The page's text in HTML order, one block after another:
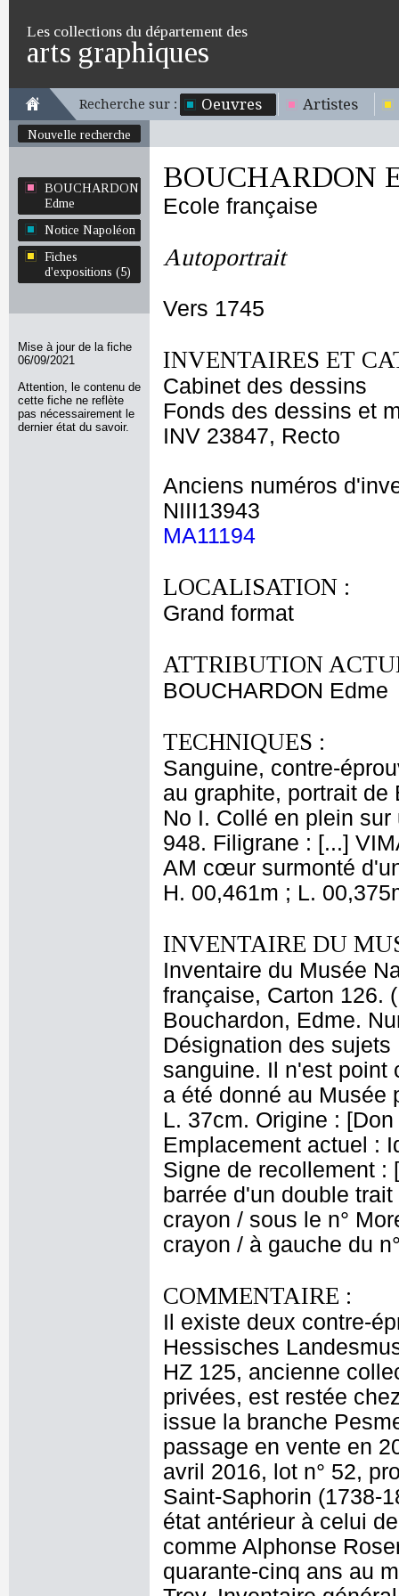
Les collections du département des
arts graphiques
Recherche sur : Oeuvres Artistes
Nouvelle recherche
BOUCHARDON
Edme
Notice Napoléon
Fiches
d'expositions (5)
Mise à jour de la fiche
06/09/2021
Attention, le contenu de
cette fiche ne reflète
pas nécessairement le
dernier état du savoir.
BOUCHARDON
Ecole française
Autoportrait
Vers 1745
INVENTAIRES ET
Cabinet des dessins
Fonds des dessins et
INV 23847, Recto
Anciens numéros
NIII13943
MA11194
LOCALISATION :
Grand format
ATTRIBUTION
BOUCHARDON Edme
TECHNIQUES :
Sanguine, contre-
au graphite, portrait
No I. Collé en plein
948. Filigrane : [...]
AM cœur surmonté
H. 00,461m ; L.
INVENTAIRE DU
Inventaire du Musée
française, Carton 126.
Bouchardon, Edme.
Désignation des
sanguine. Il n'est point
a été donné au Musée
L. 37cm. Origine :
Emplacement actuel :
Signe de recollement :
barrée d'un double
crayon / sous le n°
crayon / à gauche du
COMMENTAIRE :
Il existe deux contre-
Hessisches
HZ 125, ancienne
privées, est restée
issue la branche
passage en vente en
avril 2016, lot n° 52,
Saint-Saphorin (1738-
état antérieur à celui
comme Alphonse
quarante-cinq ans au